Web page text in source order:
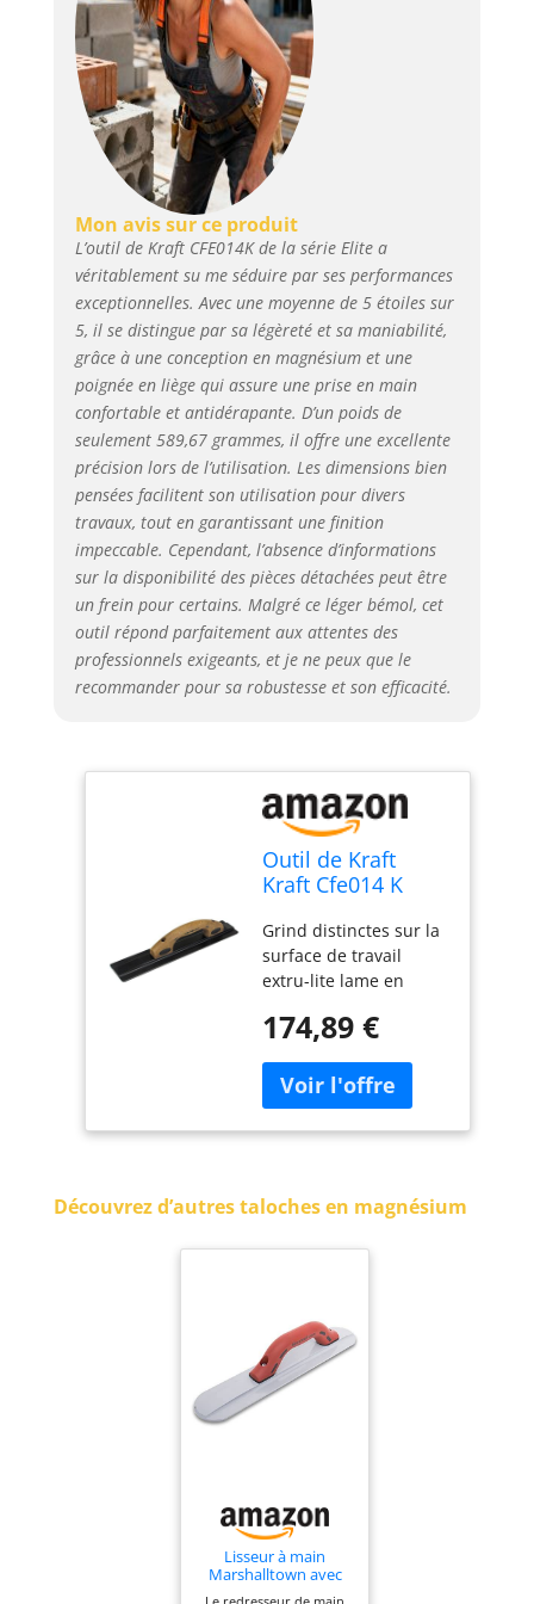
Mon avis sur ce produit
L’outil de Kraft CFE014K de la série Elite a
véritablement su me séduire par ses performances
exceptionnelles. Avec une moyenne de 5 étoiles sur
5, il se distingue par sa légèreté et sa maniabilité,
grâce à une conception en magnésium et une
poignée en liège qui assure une prise en main
confortable et antidérapante. D’un poids de
seulement 589,67 grammes, il offre une excellente
précision lors de l’utilisation. Les dimensions bien
pensées facilitent son utilisation pour divers
travaux, tout en garantissant une finition
impeccable. Cependant, l’absence d’informations
sur la disponibilité des pièces détachées peut être
un frein pour certains. Malgré ce léger bémol, cet
outil répond parfaitement aux attentes des
professionnels exigeants, et je ne peux que le
recommander pour sa robustesse et son efficacité.
Outil de Kraft
Kraft Cfe014 K
1/10,2 cm Elite
Series cinq étoiles
Extrémité carrée
magnésium avec
poignée en liège
(1per Lot)
Grind distinctes sur la
surface de travail
extru-lite lame en
plus léger que
carrés flotter à bords
et coins Poignée en
liège Quantité : 1-per
174,89 €
Découvrez d’autres taloches en magnésium
Lisseur à main
Marshalltown avec